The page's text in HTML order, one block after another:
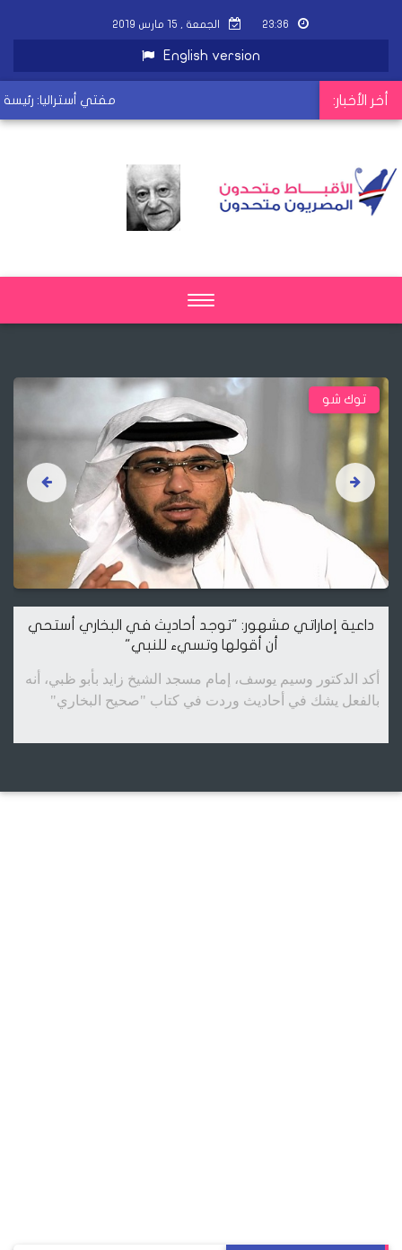
٢٣:٣٦ الجمعة , ١٥ مارس ٢٠١٩
English version
أخر الأخبار: مفتي أستراليا: رئيسة
Toggle
توك شو
داعية إماراتي مشهور: "توجد أحاديث في البخاري أستحي
أن أقولها وتسيء للنبي"
أكد الدكتور وسيم يوسف، إمام مسجد الشيخ زايد بأبو ظبي، أنه
بالفعل يشك في أحاديث وردت في كتاب "صحيح البخاري"